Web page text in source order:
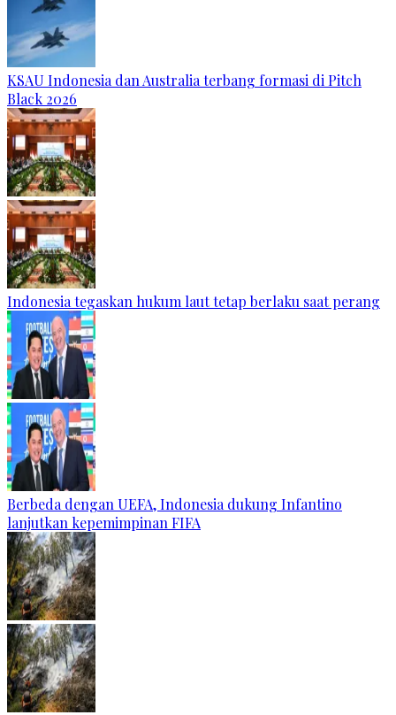
KSAU Indonesia dan Australia terbang formasi di Pitch
Black 2026
Indonesia tegaskan hukum laut tetap berlaku saat perang
Berbeda dengan UEFA, Indonesia dukung Infantino
lanjutkan kepemimpinan FIFA